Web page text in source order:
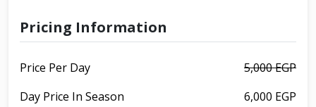
Pricing Information
Price Per Day
5,000 EGP
Day Price In Season
6,000 EGP